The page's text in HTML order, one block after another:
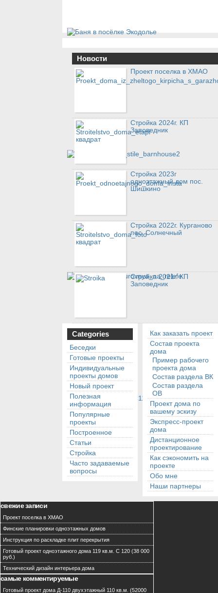
Новости
Проект поселка в ХМАО
Стройка 2024г. КП
Заповедник
Стройка 2023г
одноэтажный дом пос.
Шишкино
Стройка 2022г. Курганово
пос. Солнечный
Стройка 2021г. КП
Заповедник
Categories
Беседки
Готовые проекты
Индивидуальные
проекты домов
Новый проект
Полезная
информация
Популярные
проекты
Построенное
Статьи
Стройка
Часто задаваемые
вопросы
Как заказать проект
Состав проекта
дома
Пример рабочего
проекта дома
Состав раздела ВК
Состав раздела
ОВ
Проект дома по
вашему эскизу
Экспресс-проект
дома
Дистанционное
проектирование
Как сэкономить на
проекте
Обо мне
Наши партнеры
свежие записи
Проект поселка в ХМАО
Финские планировки одноэтажных домов
Инструкция по раскладке плит перекрытия
Готовый проект одноэтажного дома 119 кв.м. С 120 (38 000
руб.)
Технический дизайн интерьера дома
самые комментируемые
Готовый проект дома Д-110 двухэтажный 110 кв.м. (52000